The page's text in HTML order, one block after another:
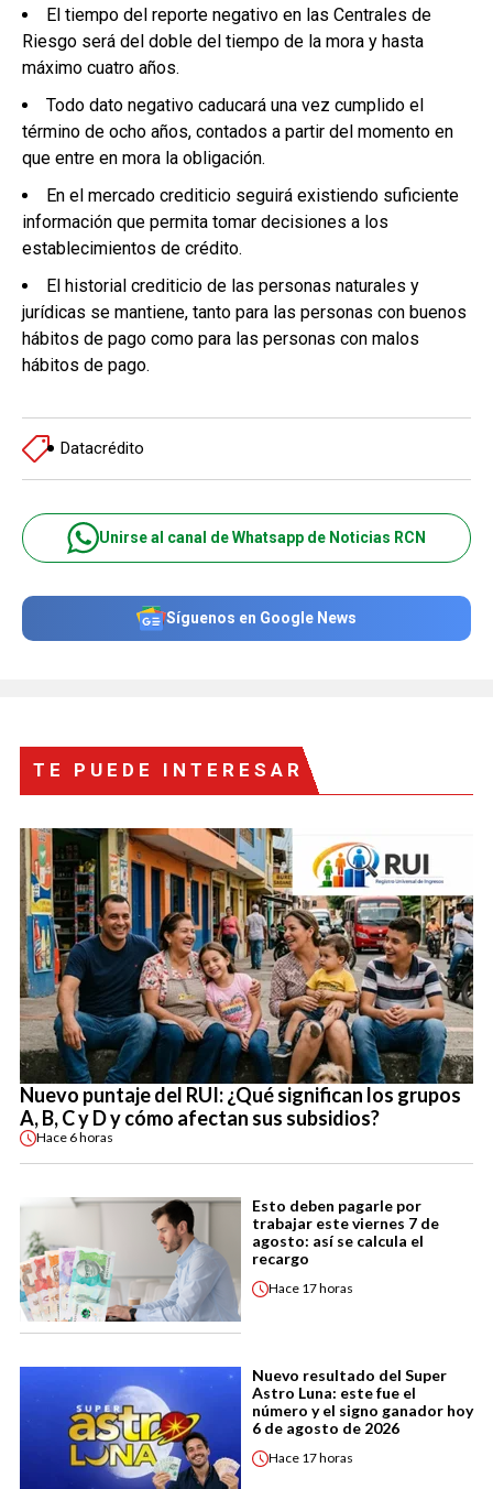
El tiempo del reporte negativo en las Centrales de
Riesgo será del doble del tiempo de la mora y hasta
máximo cuatro años.
Todo dato negativo caducará una vez cumplido el
término de ocho años, contados a partir del momento en
que entre en mora la obligación.
En el mercado crediticio seguirá existiendo suficiente
información que permita tomar decisiones a los
establecimientos de crédito.
El historial crediticio de las personas naturales y
jurídicas se mantiene, tanto para las personas con buenos
hábitos de pago como para las personas con malos
hábitos de pago.
Datacrédito
Unirse al canal de Whatsapp de Noticias RCN
Síguenos en Google News
TE PUEDE INTERESAR
Nuevo puntaje del RUI: ¿Qué significan los grupos
A, B, C y D y cómo afectan sus subsidios?
Hace 6 horas
Esto deben pagarle por
trabajar este viernes 7 de
agosto: así se calcula el
recargo
Hace 17 horas
Nuevo resultado del Super
Astro Luna: este fue el
número y el signo ganador hoy
6 de agosto de 2026
Hace 17 horas